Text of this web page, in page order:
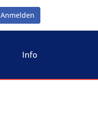
Anmelden
Info